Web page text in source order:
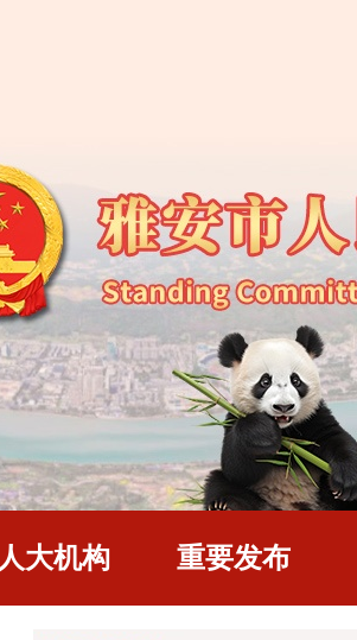
人大机构 重要发布
雅安市第五届人民代
雅安市人大常委会办
雅安市人民代表大会
雅安市人民代表大会